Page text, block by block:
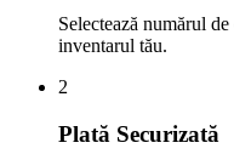
Selectează numărul
inventarul tău.
2
Plată Securizată